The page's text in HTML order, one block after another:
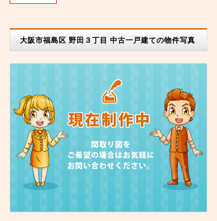
大阪市福島区 野田３丁目 中古一戸建ての物件写真